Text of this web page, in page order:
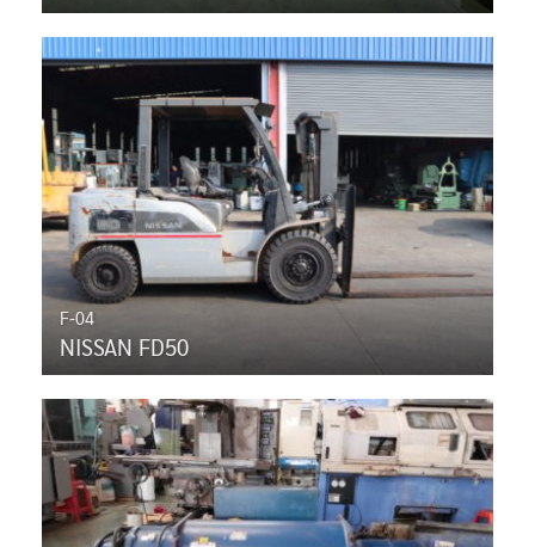
F-04
NISSAN FD50